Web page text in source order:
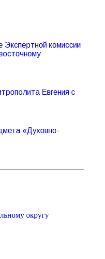
Экспертной комиссии
Евгения с
«Духовно-
округу